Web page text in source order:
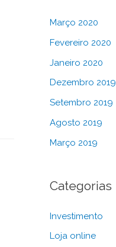
Março 2020
Fevereiro 2020
Janeiro 2020
Dezembro 2019
Setembro 2019
Agosto 2019
Março 2019
Categorias
Investimento
Loja online